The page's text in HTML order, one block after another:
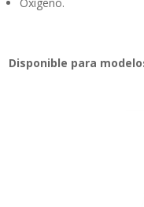
Disponible para